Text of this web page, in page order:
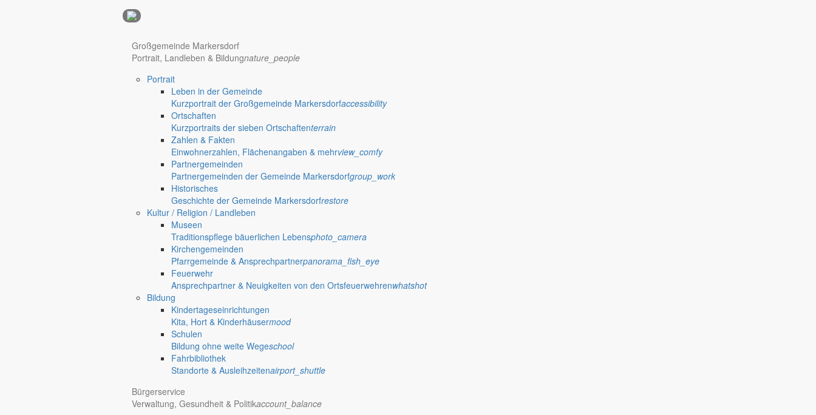
Regional werben auf markersdorf.de! anzeigen@gemeinde-markersdorf.de
Großgemeinde Markersdorf
Portrait, Landleben & Bildungnature_people
Portrait
Leben in der Gemeinde
Kurzportrait der Großgemeinde Markersdorfaccessibility
Ortschaften
Kurzportraits der sieben Ortschaftenterrain
Zahlen & Fakten
Einwohnerzahlen, Flächenangaben & mehrview_comfy
Partnergemeinden
Partnergemeinden der Gemeinde Markersdorfgroup_work
Historisches
Geschichte der Gemeinde Markersdorfrestore
Kultur / Religion / Landleben
Museen
Traditionspflege bäuerlichen Lebensphoto_camera
Kirchengemeinden
Pfarrgemeinde & Ansprechpartnerpanorama_fish_eye
Feuerwehr
Ansprechpartner & Neuigkeiten von den Ortsfeuerwehrenwhatshot
Bildung
Kindertageseinrichtungen
Kita, Hort & Kinderhäusermood
Schulen
Bildung ohne weite Wegeschool
Fahrbibliothek
Standorte & Ausleihzeitenairport_shuttle
Bürgerservice
Verwaltung, Gesundheit & Politikaccount_balance